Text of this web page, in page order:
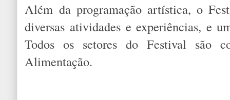
Além da programação artística, o
diversas atividades e experiências, e
Todos os setores do Festival são
Alimentação.